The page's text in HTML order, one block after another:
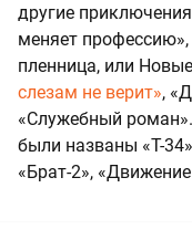
другие
меняет профессию»,
пленница, или
слезам не верит»,
«Служебный
были названы «Т-
«Брат-2»,